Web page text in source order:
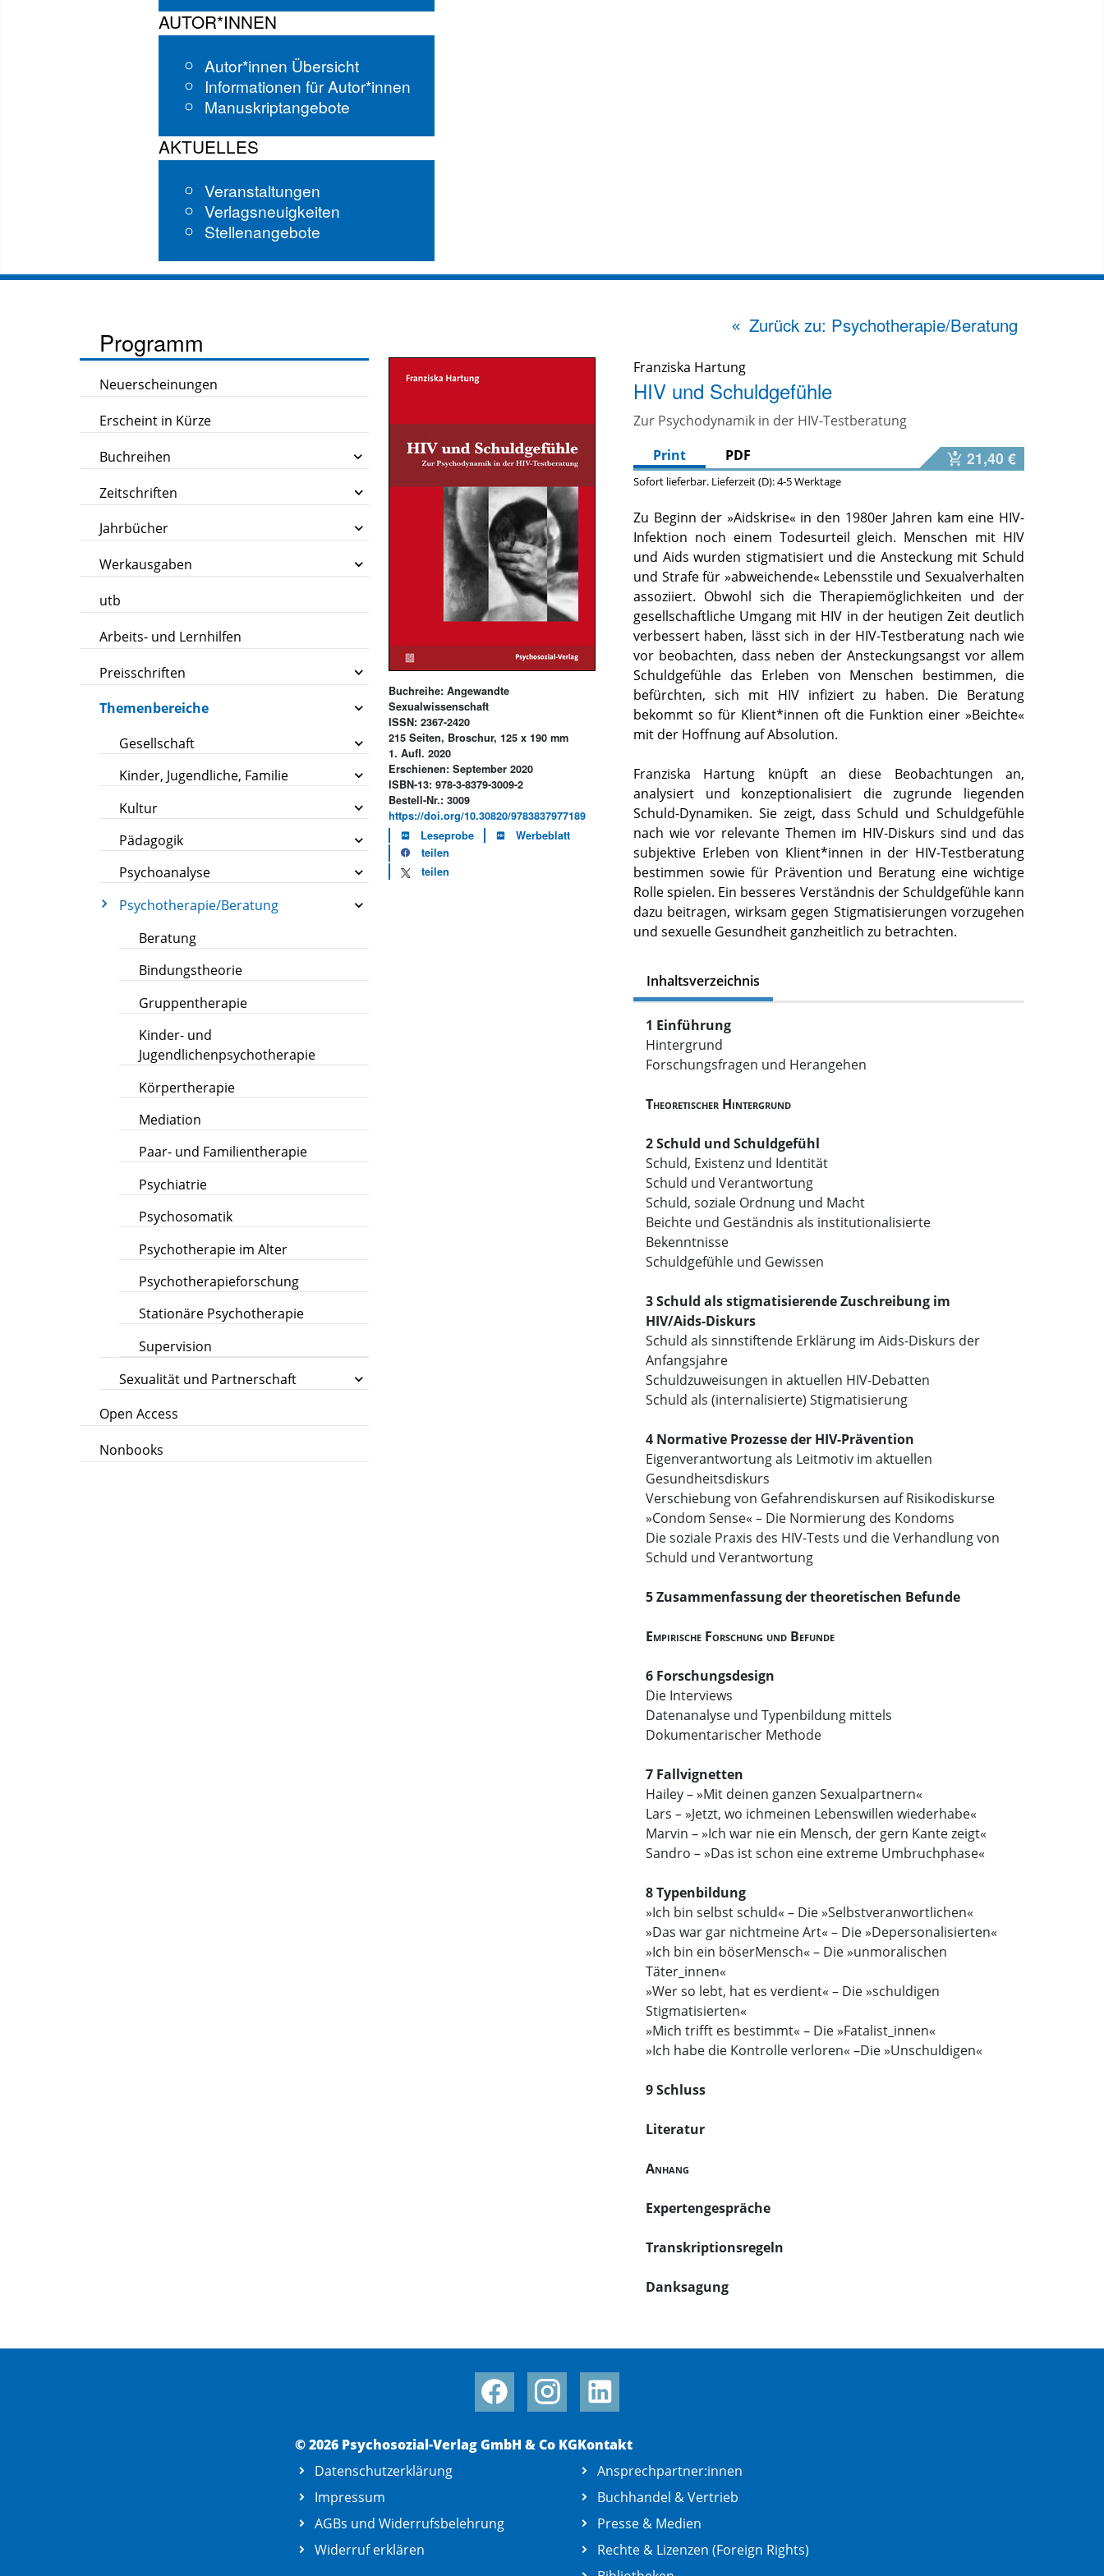
AUTOR*INNEN
Autor*innen Übersicht
Informationen für Autor*innen
Manuskriptangebote
AKTUELLES
Veranstaltungen
Verlagsneuigkeiten
Stellenangebote
Programm
Neuerscheinungen
Erscheint in Kürze
Buchreihen
Zeitschriften
Jahrbücher
Werkausgaben
utb
Arbeits- und Lernhilfen
Preisschriften
Themenbereiche
Gesellschaft
Kinder, Jugendliche, Familie
Kultur
Pädagogik
Psychoanalyse
Psychotherapie/Beratung
Beratung
Bindungstheorie
Gruppentherapie
Kinder- und
Jugendlichenpsychotherapie
Körpertherapie
Mediation
Paar- und Familientherapie
Psychiatrie
Psychosomatik
Psychotherapie im Alter
Psychotherapieforschung
Stationäre Psychotherapie
Supervision
Sexualität und Partnerschaft
Open Access
Nonbooks
Zurück zu: Psychotherapie/Beratung
Buchreihe: Angewandte
Sexualwissenschaft
ISSN: 2367-2420
215 Seiten, Broschur, 125 x 190 mm
1. Aufl. 2020
Erschienen: September 2020
ISBN-13: 978-3-8379-3009-2
Bestell-Nr.: 3009
https://doi.org/10.30820/9783837977189
Leseprobe
Werbeblatt
teilen
teilen
Franziska Hartung
HIV und Schuldgefühle
Zur Psychodynamik in der HIV-Testberatung
Print
PDF 21,40 €
Sofort lieferbar. Lieferzeit (D): 4-5 Werktage
Zu Beginn der »Aidskrise« in den 1980er Jahren kam eine HIV-
Infektion noch einem Todesurteil gleich. Menschen mit HIV
und Aids wurden stigmatisiert und die Ansteckung mit Schuld
und Strafe für »abweichende« Lebensstile und Sexualverhalten
assoziiert. Obwohl sich die Therapiemöglichkeiten und der
gesellschaftliche Umgang mit HIV in der heutigen Zeit deutlich
verbessert haben, lässt sich in der HIV-Testberatung nach wie
vor beobachten, dass neben der Ansteckungsangst vor allem
Schuldgefühle das Erleben von Menschen bestimmen, die
befürchten, sich mit HIV infiziert zu haben. Die Beratung
bekommt so für Klient*innen oft die Funktion einer »Beichte«
mit der Hoffnung auf Absolution.
Franziska Hartung knüpft an diese Beobachtungen an,
analysiert und konzeptionalisiert die zugrunde liegenden
Schuld-Dynamiken. Sie zeigt, dass Schuld und Schuldgefühle
nach wie vor relevante Themen im HIV-Diskurs sind und das
subjektive Erleben von Klient*innen in der HIV-Testberatung
bestimmen sowie für Prävention und Beratung eine wichtige
Rolle spielen. Ein besseres Verständnis der Schuldgefühle kann
dazu beitragen, wirksam gegen Stigmatisierungen vorzugehen
undsexuelle Gesundheit ganzheitlich zu betrachten.
Inhaltsverzeichnis
1 Einführung
Hintergrund
Forschungsfragen und Herangehen
Theoretischer Hintergrund
2 Schuld und Schuldgefühl
Schuld, Existenz und Identität
Schuld und Verantwortung
Schuld, soziale Ordnung und Macht
Beichte und Geständnis als institutionalisierte
Bekenntnisse
Schuldgefühle und Gewissen
3 Schuld als stigmatisierende Zuschreibung im
HIV/Aids-Diskurs
Schuld als sinnstiftende Erklärung im Aids-Diskurs der
Anfangsjahre
Schuldzuweisungen in aktuellen HIV-Debatten
Schuld als (internalisierte) Stigmatisierung
4 Normative Prozesse der HIV-Prävention
Eigenverantwortung als Leitmotiv im aktuellen
Gesundheitsdiskurs
Verschiebung von Gefahrendiskursen auf Risikodiskurse
»Condom Sense« – Die Normierung des Kondoms
Die soziale Praxis des HIV-Tests und die Verhandlung von
Schuld und Verantwortung
5 Zusammenfassung der theoretischen Befunde
Empirische Forschung und Befunde
6 Forschungsdesign
Die Interviews
Datenanalyse und Typenbildung mittels
Dokumentarischer Methode
7 Fallvignetten
Hailey – »Mit deinen ganzen Sexualpartnern«
Lars – »Jetzt, wo ichmeinen Lebenswillen wiederhabe«
Marvin – »Ich war nie ein Mensch, der gern Kante zeigt«
Sandro – »Das ist schon eine extreme Umbruchphase«
8 Typenbildung
»Ich bin selbst schuld« – Die »Selbstveranwortlichen«
»Das war gar nichtmeine Art« – Die »Depersonalisierten«
»Ich bin ein böserMensch« – Die »unmoralischen
Täter_innen«
»Wer so lebt, hat es verdient« – Die »schuldigen
Stigmatisierten«
»Mich trifft es bestimmt« – Die »Fatalist_innen«
»Ich habe die Kontrolle verloren« –Die »Unschuldigen«
9 Schluss
Literatur
Anhang
Expertengespräche
Transkriptionsregeln
Danksagung
© 2026 Psychosozial-Verlag GmbH & Co KG
Datenschutzerklärung
Impressum
AGBs und Widerrufsbelehrung
Widerruf erklären
Kontakt
Ansprechpartner:innen
Buchhandel & Vertrieb
Presse & Medien
Rechte & Lizenzen (Foreign Rights)